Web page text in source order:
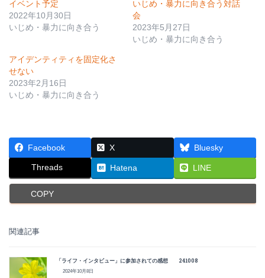
イベント予定
2022年10月30日
いじめ・暴力に向き合う
いじめ・暴力に向き合う対話
会
2023年5月27日
いじめ・暴力に向き合う
アイデンティティを固定化さ
せない
2023年2月16日
いじめ・暴力に向き合う
Facebook X Bluesky
Threads Hatena LINE
COPY
関連記事
「ライフ・インタビュー」に参加されての感想 241008
2024年10月8日